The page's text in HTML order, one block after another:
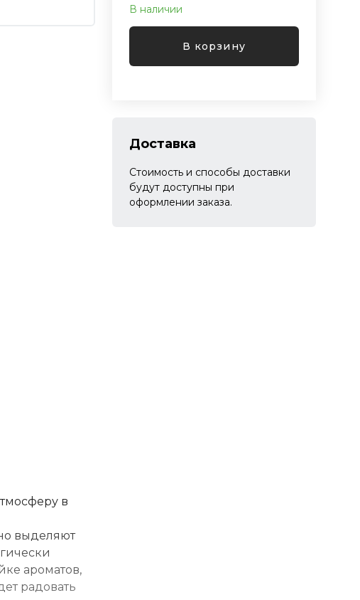
В наличии
В корзину
Доставка
Стоимость и способы доставки
будут доступны при
оформлении заказа.
в
выделяют
ароматов,
радовать